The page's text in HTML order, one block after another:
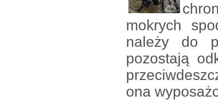
mokrych
należy do
pozostają
ona